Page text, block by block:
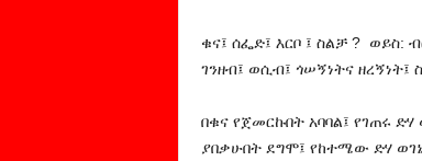
ቁና፤ ሰፌድ፤ እርቦ ፤ ስልቻ ? ወይስ:
ገንዘብ፤ ወሲብ፤ ጎሠኝነትና ዘረኝነት፤
በቁና የጀመርኩበት አባባል፤ የገጠሩ
ያበቃሁበት ደግሞ፤ የከተሜው ድሃ